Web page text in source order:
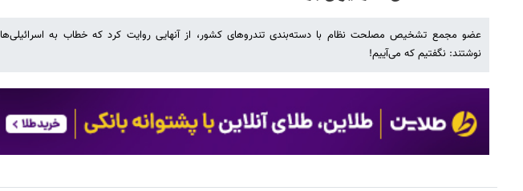
عضو مجمع تشخیص مصلحت نظام با دسته‌بندی تندروهای کشور، از آنهایی روایت کرد که خطاب به اسرائیلی‌ها
نوشتند: نگفتیم که می‌آییم!